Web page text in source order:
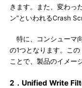
きます。また、変わっ
ン”といわれるCrash
特に、コンシューマ
の1つとなります。こ
ことで、製品のイメー
2．Unified Write